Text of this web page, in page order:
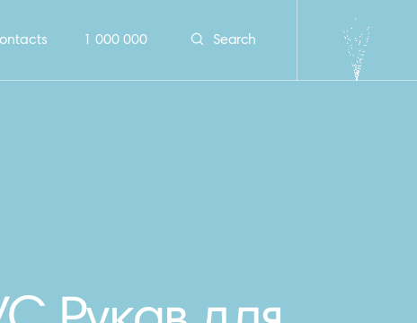
1 000 000 Search